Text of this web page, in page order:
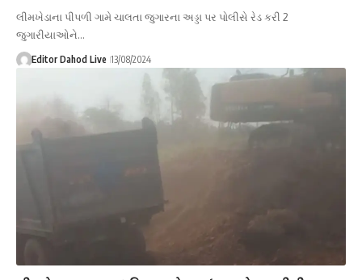
લીમખેડાના પીપળી ગામે ચાલતા જુગારના અડ્ડા પર પોલીસે રેડ કરી 2
જુગારીયાઓને…
Editor Dahod Live 13/08/2024